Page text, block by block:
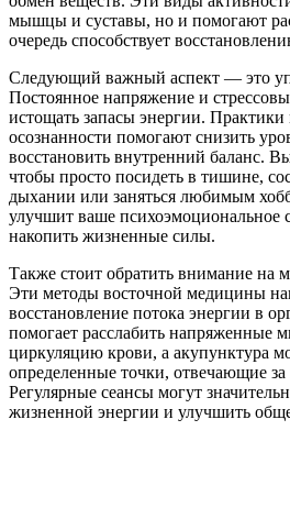
мышцы и суставы, но и помогают
очередь способствует
Следующий важный аспект — это
Постоянное напряжение и
истощать запасы энергии.
осознанности помогают снизить
восстановить внутренний баланс.
чтобы просто посидеть в тишине,
дыхании или заняться любимым
улучшит ваше психоэмоциональное
накопить жизненные силы.
Также стоит обратить внимание на
Эти методы восточной медицины
восстановление потока энергии в
помогает расслабить
циркуляцию крови, а акупунктура
определенные точки, отвечающие
Регулярные сеансы могут
жизненной энергии и улучшить